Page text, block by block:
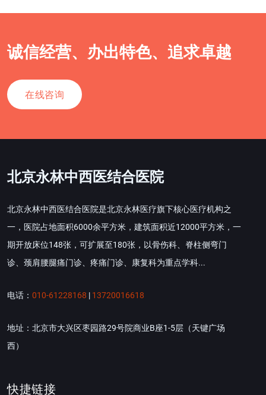
诚信经营、办出特色、追求卓越
在线咨询
北京永林中西医结合医院
北京永林中西医结合医院是北京永林医疗旗下核心医疗机构之
一，医院占地面积6000余平方米，建筑面积近12000平方米，一
期开放床位148张，可扩展至180张，以骨伤科、脊柱侧弯门
诊、颈肩腰腿痛门诊、疼痛门诊、康复科为重点学科...
电话： 010-61228168 | 13720016618
地址：北京市大兴区枣园路29号院商业B座1-5层（天键广场
西）
快捷链接